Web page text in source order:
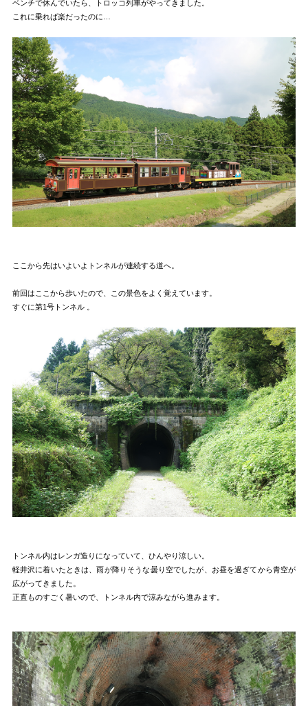
ベンチで休んでいたら、トロッコ列車がやってきました。
これに乗れば楽だったのに…
ここから先はいよいよトンネルが連続する道へ。
前回はここから歩いたので、この景色をよく覚えています。
すぐに第1号トンネル 。
トンネル内はレンガ造りになっていて、ひんやり涼しい。
軽井沢に着いたときは、雨が降りそうな曇り空でしたが、お昼を過ぎてから青空が
広がってきました。
正直ものすごく暑いので、トンネル内で涼みながら進みます。